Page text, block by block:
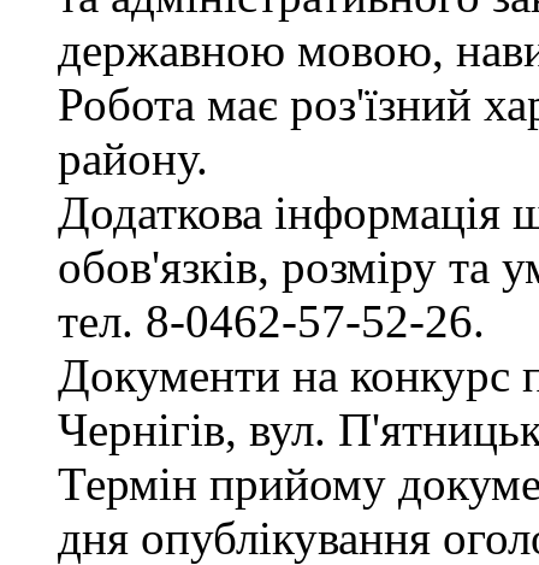
державною мовою,
Робота має роз'їзний
району.
Додаткова інформація
обов'язків, розміру та
тел. 8-0462-57-52-26.
Документи на конкурс
Чернігів, вул.
Термін прийому
дня опублікування